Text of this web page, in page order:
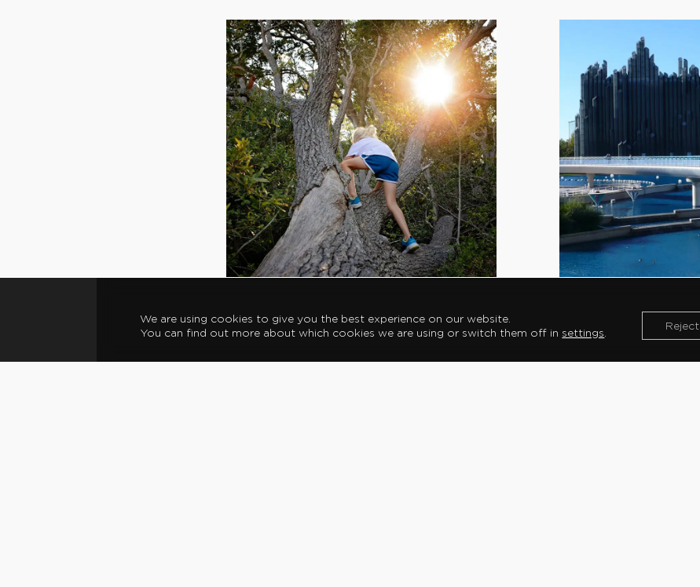
Futuroscope in Poitiers⟶
We are using cookies to give you the best experience on our website.
You can find out more about which cookies we are using or switch them off in settings
Reject